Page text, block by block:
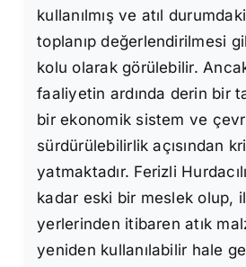
kullanılmış ve atıl
toplanıp değerlendirilmesi
kolu olarak görülebilir.
faaliyetin ardında derin bir
bir ekonomik sistem ve
sürdürülebilirlik açısından
yatmaktadır. Ferizli
kadar eski bir meslek olup,
yerlerinden itibaren atık
yeniden kullanılabilir hale